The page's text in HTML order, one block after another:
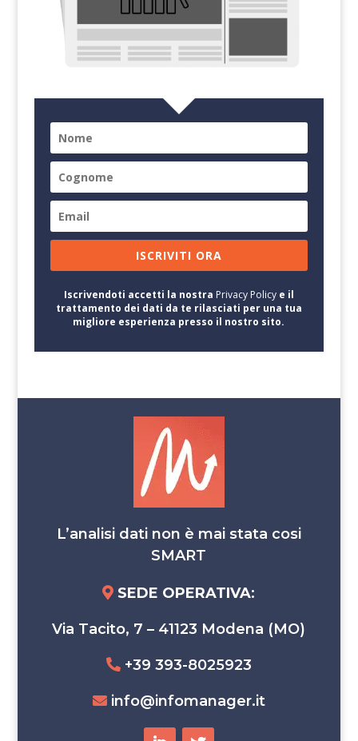
ISCRIVITI ORA
Iscrivendoti accetti la nostra Privacy Policye il
trattamento dei dati da te rilasciati per una tua
migliore esperienza presso il nostro sito.
L’analisi dati non è mai stata cosi
SMART
SEDE OPERATIVA:
Via Tacito, 7 – 41123 Modena (MO)
+39 393-8025923
info@infomanager.it